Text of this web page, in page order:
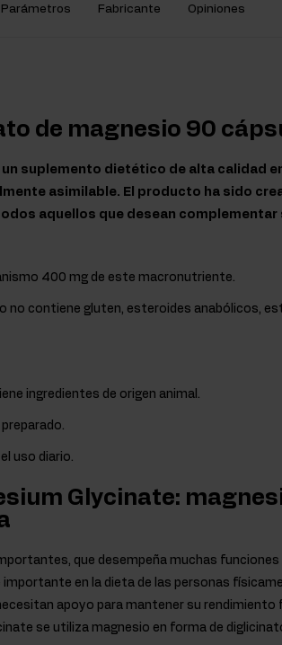
Parámetros Fabricante Opiniones
de magnesio 90
suplemento dietético de alta calidad
asimilable. El producto ha sido
aquellos que desean complementar
400 mg de este macronutriente.
no contiene gluten, esteroides anabólicos,
ingredientes de origen animal.
uso diario.
Glycinate:
que desempeña muchas funciones
en la dieta de las personas
apoyo para mantener su rendimiento
se utiliza magnesio en forma de